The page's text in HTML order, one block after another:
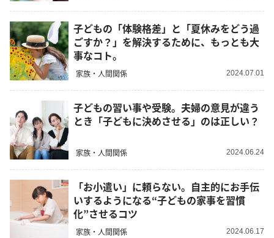
子どもの「体験格差」と「夏休みをどう過
ごすか？」を解決するために、もっとも大
事なコト。
家族・人間関係 2024.07.01
子どもの習い事や受験。夫婦の意見が違う
とき「子どもに決めさせる」のは正しい？
家族・人間関係 2024.06.24
「お小遣い」に頼らない。自主的にお手伝
いするようになる“子どもの家事を習慣
化”させるコツ
家族・人間関係 2024.06.17